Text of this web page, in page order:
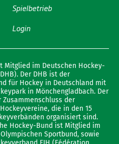
Spielbetrieb
Login
Mitglied im Deutschen Hockey-
Der DHB ist der
für Hockey in Deutschland mit
in Mönchengladbach. Der
Zusammenschluss der
die in den 15
organisiert sind.
Hockey-Bund ist Mitglied im
Sportbund, sowie